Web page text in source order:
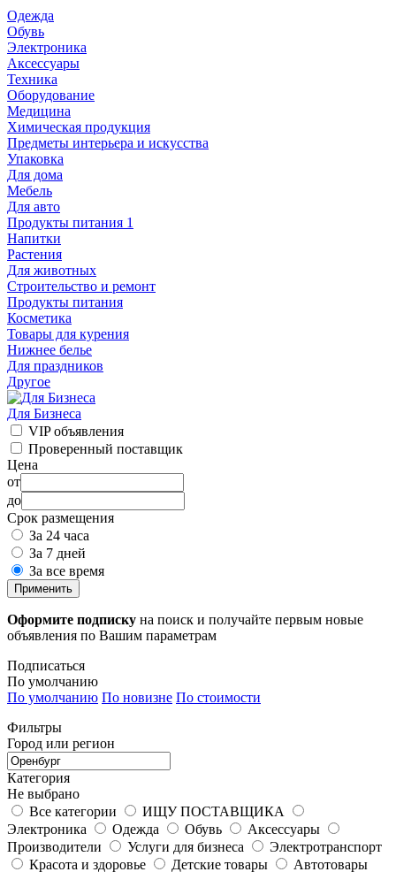
Одежда
Обувь
Электроника
Аксессуары
Техника
Оборудование
Медицина
Химическая продукция
Предметы интерьера и искусства
Упаковка
Для дома
Мебель
Для авто
Продукты питания 1
Напитки
Растения
Для животных
Строительство и ремонт
Продукты питания
Косметика
Товары для курения
Нижнее белье
Для праздников
Другое
Для Бизнеса
VIP объявления
Проверенный поставщик
Цена
от
до
Срок размещения
За 24 часа
За 7 дней
За все время
Применить
Оформите подписку на поиск и получайте первым новые
объявления по Вашим параметрам
Подписаться
По умолчанию
По умолчанию По новизне По стоимости
Фильтры
Город или регион
Категория
Не выбрано
Все категории
ИЩУ ПОСТАВЩИКА
Электроника
Одежда Обувь
Аксессуары
Производители
Услуги для бизнеса
Электротранспорт
Красота и здоровье
Детские товары Автотовары